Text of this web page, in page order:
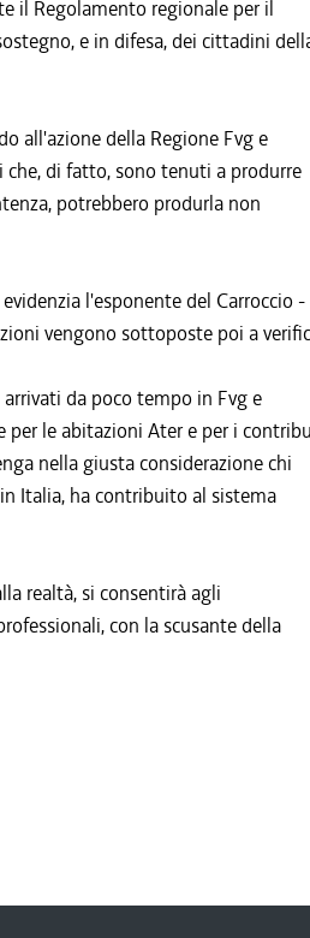
il Regolamento regionale per il
e in difesa, dei cittadini
all'azione della Regione Fvg e
di fatto, sono tenuti a produrre
potrebbero produrla non
l'esponente del Carroccio -
vengono sottoposte poi a
da poco tempo in Fvg e
le abitazioni Ater e per i
nella giusta considerazione chi
Italia, ha contribuito al sistema
realtà, si consentirà agli
con la scusante della